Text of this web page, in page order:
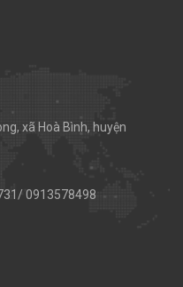
xã Hoà Bình, huyện
0913578498